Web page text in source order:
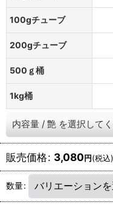
100gチューブ
200gチューブ
500ｇ桶
1kg桶
内容量 / 艶 を選択して
販売価格: 3,080円(税込)
数量: